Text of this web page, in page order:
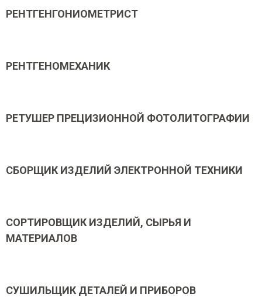
РЕНТГЕНГОНИОМЕТРИСТ
РЕНТГЕНОМЕХАНИК
РЕТУШЕР ПРЕЦИЗИОННОЙ ФОТОЛИТОГРАФИИ
СБОРЩИК ИЗДЕЛИЙ ЭЛЕКТРОННОЙ ТЕХНИКИ
СОРТИРОВЩИК ИЗДЕЛИЙ, СЫРЬЯ И
МАТЕРИАЛОВ
СУШИЛЬЩИК ДЕТАЛЕЙ И ПРИБОРОВ